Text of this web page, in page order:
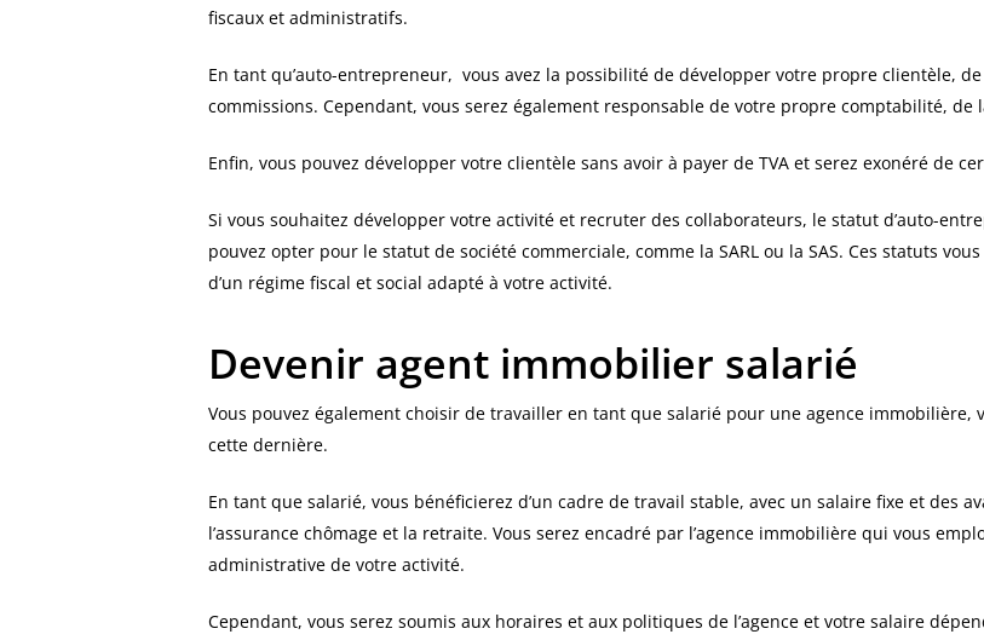
fiscaux et administratifs.
En tant qu’auto-entrepreneur, vous avez la possibilité de développer votre propre clientèle,
commissions. Cependant, vous serez également responsable de votre propre comptabilité, de
Enfin, vous pouvez développer votre clientèle sans avoir à payer de TVA et serez exonéré de
Si vous souhaitez développer votre activité et recruter des collaborateurs, le statut d’auto-
pouvez opter pour le statut de société commerciale, comme la SARL ou la SAS. Ces statuts
d’un régime fiscal et social adapté à votre activité.
Devenir agent immobilier salarié
Vous pouvez également choisir de travailler en tant que salarié pour une agence immobilière,
cette dernière.
En tant que salarié, vous bénéficierez d’un cadre de travail stable, avec un salaire fixe et des
l’assurance chômage et la retraite. Vous serez encadré par l’agence immobilière qui vous
administrative de votre activité.
Cependant, vous serez soumis aux horaires et aux politiques de l’agence et votre salaire